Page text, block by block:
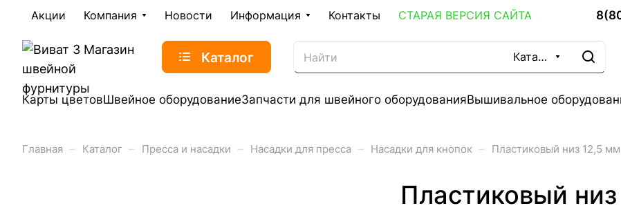
Акции Компания Новости Информация Контакты СТАРАЯ ВЕРСИЯ САЙТА
Каталог Каталог
Карты цветовШвейное оборудованиеЗапчасти для швейного оборудованияВышивальное
Главная – Каталог – Пресса и насадки – Насадки для пресса – Насадки для кнопок – Пластиковый низ 12,5 мм
Пластиковый